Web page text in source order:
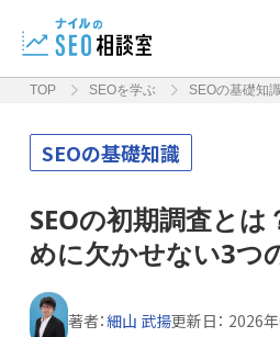
TOP SEOを学ぶ SEOの基礎知
SEOの基礎知識
SEOの初期調査とは
めに欠かせない3つ
著者：細山 武揚更新日： 2026